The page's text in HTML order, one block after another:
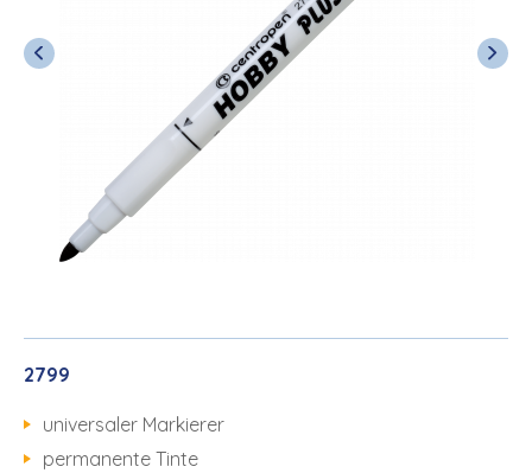
2799
universaler Markierer
permanente Tinte